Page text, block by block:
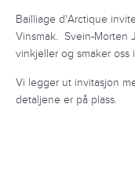
Bailliage d'Arctique
Vinsmak. Svein-Morten
vinkjeller og smaker oss
Vi legger ut invitasjon
detaljene er på plass.